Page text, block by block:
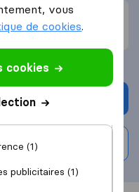
(1)
devis
vous
de cookies.
cookies
(1)
publicitaires (1)